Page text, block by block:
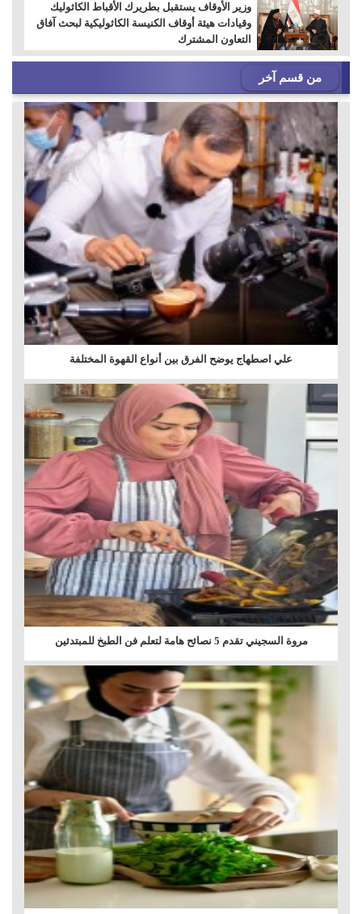
وزير الأوقاف يستقبل بطريرك الأقباط الكاثوليك
وقيادات هيئة أوقاف الكنيسة الكاثوليكية لبحث آفاق
التعاون المشترك
من قسم آخر
علي اصطهاج يوضح الفرق بين أنواع القهوة المختلفة
مروة السجيني تقدم 5 نصائح هامة لتعلم فن الطبخ للمبتدئين